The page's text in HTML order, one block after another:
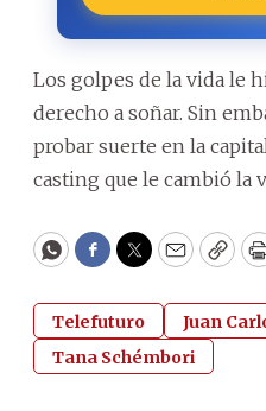
Los golpes de la vida le
derecho a soñar. Sin
probar suerte en la
casting que le cambió la
WhatsApp
Facebook
Twitter
Email
Telefuturo
Juan
Tana Schémbori